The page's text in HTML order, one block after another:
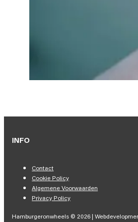
INFO
Contact
Cookie Policy
Algemene Voorwaarden
Privacy Policy
Hamburgeronwheels © 2026 |